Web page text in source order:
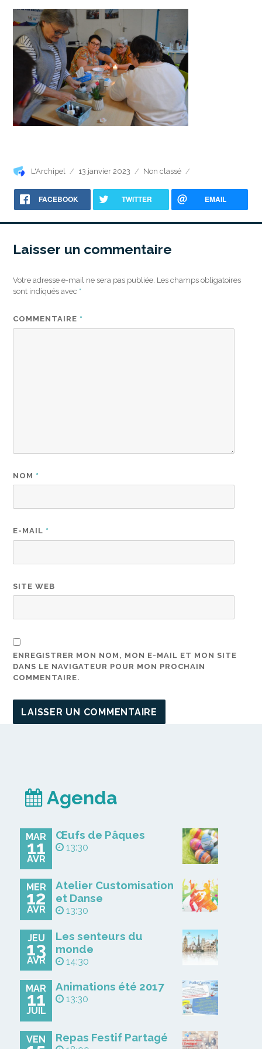
Auteur
L'Archipel
Publié
13 janvier 2023 Catégories
Non classé
FACEBOOK TWITTER EMAIL
Laisser un commentaire
Votre adresse e-mail ne sera pas publiée. Les champs obligatoires
sont indiqués avec *
COMMENTAIRE *
NOM *
E-MAIL *
SITE WEB
ENREGISTRER MON NOM, MON E-MAIL ET MON SITE
DANS LE NAVIGATEUR POUR MON PROCHAIN
COMMENTAIRE.
Agenda
MAR
11
AVR
Œufs de Pâques
13:30
MER
12
AVR
Atelier Customisation
et Danse
13:30
JEU
13
AVR
Les senteurs du
monde
14:30
MAR
11
JUIL
Animations été 2017
13:30
VEN Repas Festif Partagé